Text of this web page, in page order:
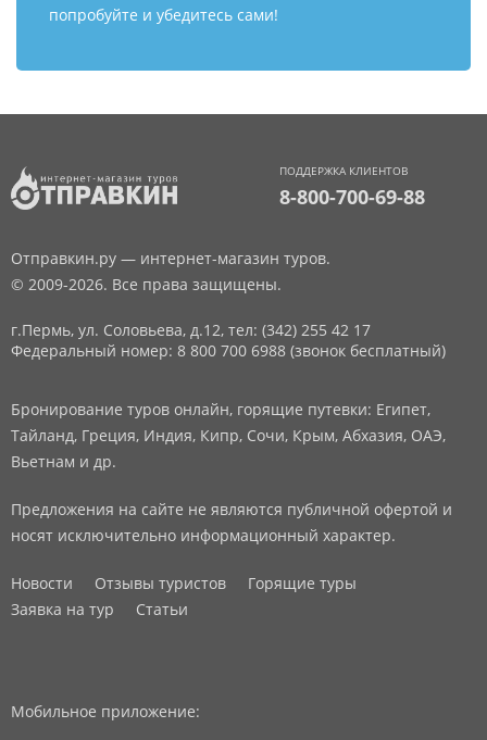
попробуйте и убедитесь сами!
ПОДДЕРЖКА КЛИЕНТОВ
8-800-700-69-88
Отправкин.ру — интернет-магазин туров.
© 2009-2026. Все права защищены.
г.Пермь, ул. Соловьева, д.12, тел: (342) 255 42 17
Федеральный номер: 8 800 700 6988 (звонок бесплатный)
Бронирование туров онлайн, горящие путевки: Египет,
Тайланд, Греция, Индия, Кипр, Сочи, Крым, Абхазия, ОАЭ,
Вьетнам и др.
Предложения на сайте не являются публичной офертой и
носят исключительно информационный характер.
Новости Отзывы туристов
Горящие туры
Заявка на тур
Статьи
Мобильное приложение: